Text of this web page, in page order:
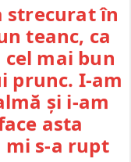
strecurat în
teanc, ca
mai bun
prunc. I-am
și i-am
asta
s-a rupt